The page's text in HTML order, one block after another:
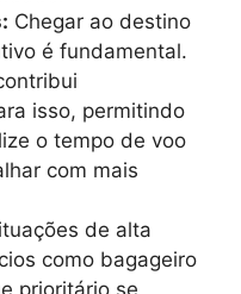
Chegar ao destino
é fundamental.
isso, permitindo
o tempo de voo
com mais
de alta
como bagageiro
prioritário se